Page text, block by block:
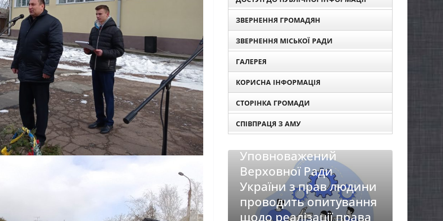
ЗВЕРНЕННЯ ГРОМАДЯН
ЗВЕРНЕННЯ МІСЬКОЇ РАДИ
ГАЛЕРЕЯ
КОРИСНА ІНФОРМАЦІЯ
СТОРІНКА ГРОМАДИ
СПІВПРАЦЯ З АМУ
НОВИНИ
Уповноважений
Верховної Ради
України з прав людини
проводить опитування
щодо реалізації права
НОВИНИ